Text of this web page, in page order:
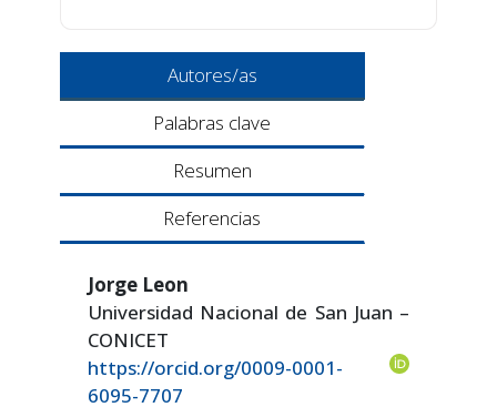
Autores/as
Palabras clave
Resumen
Referencias
Jorge Leon
Universidad Nacional de San Juan –
CONICET
https://orcid.org/0009-0001-
6095-7707